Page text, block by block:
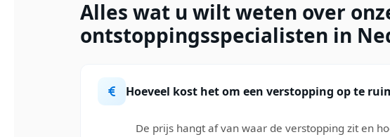
Alles wat u wilt weten over
ontstoppingsspecialisten in
Hoeveel kost het om een verstopping op te
De prijs hangt af van waar de verstopping zit en